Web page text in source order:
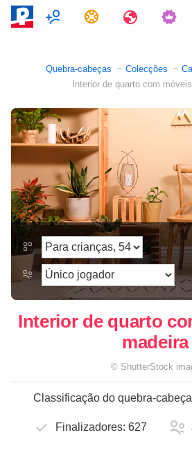
Multijogador
Tarefas Viagens
Quebra-cabeças Colecções
Interior de quarto com
Interior de quarto
madeira
© ShutterStock
Classificação do quebra-
Finalizadores: 627